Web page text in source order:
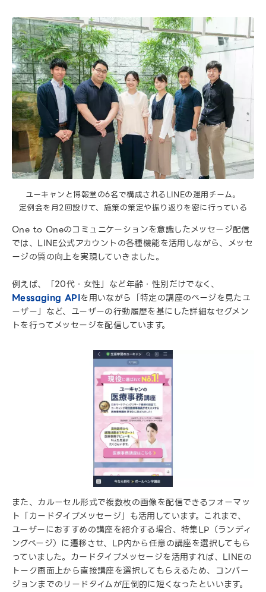
ユーキャンと博報堂の6名で構成されるLINEの運用チーム。
定例会を月2回設けて、施策の策定や振り返りを密に行っている
One to Oneのコミュニケーションを意識したメッセージ配信
では、LINE公式アカウントの各種機能を活用しながら、メッセ
ージの質の向上を実現していきました。
例えば、「20代・女性」など年齢・性別だけでなく、
Messaging APIを用いながら「特定の講座のページを見たユ
ーザー」など、ユーザーの行動履歴を基にした詳細なセグメン
トを行ってメッセージを配信しています。
また、カルーセル形式で複数枚の画像を配信できるフォーマッ
ト「カードタイプメッセージ」も活用しています。これまで、
ユーザーにおすすめの講座を紹介する場合、特集LP（ランディ
ングページ）に遷移させ、LP内から任意の講座を選択してもら
っていました。カードタイプメッセージを活用すれば、LINEの
トーク画面上から直接講座を選択してもらえるため、コンバー
ジョンまでのリードタイムが圧倒的に短くなったといいます。